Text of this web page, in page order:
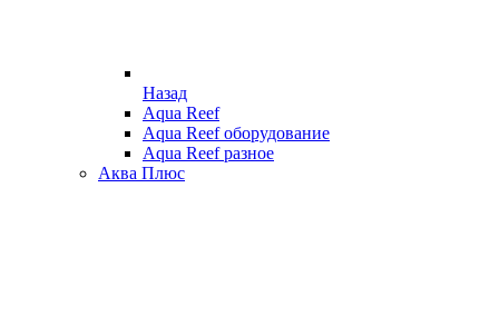
Назад
Aqua Reef
Aqua Reef оборудование
Aqua Reef разное
Аква Плюс